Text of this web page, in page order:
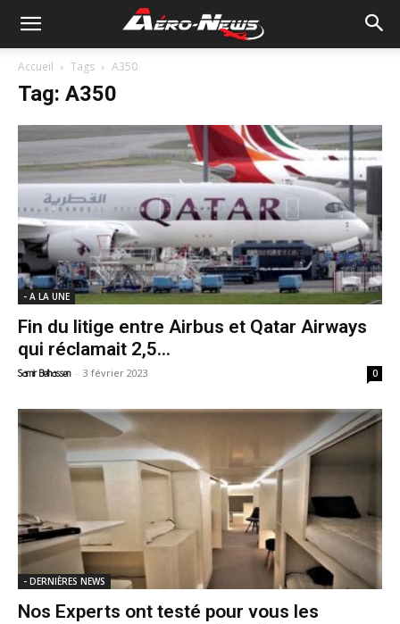
Accueil Tags A350
Tag: A350
- A LA UNE
Fin du litige entre Airbus et Qatar Airways
qui réclamait 2,5...
Samir Belhassen - 3 février 2023 0
- DERNIÈRES NEWS
Nos Experts ont testé pour vous les